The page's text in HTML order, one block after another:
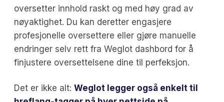
oversetter innhold raskt og med høy grad av
nøyaktighet. Du kan deretter engasjere
profesjonelle oversettere eller gjøre manuelle
endringer selv rett fra Weglot dashbord for å
finjustere oversettelsene dine til perfeksjon.
Det er ikke alt: Weglot legger også enkelt til